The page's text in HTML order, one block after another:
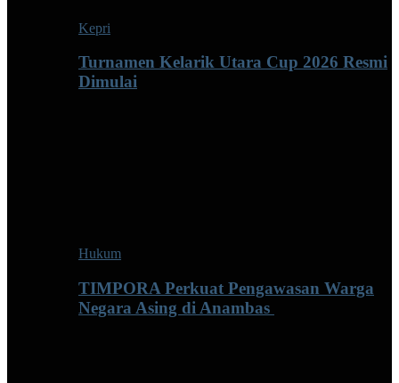
Kepri
Turnamen Kelarik Utara Cup 2026 Resmi
Dimulai
Hukum
TIMPORA Perkuat Pengawasan Warga
Negara Asing di Anambas ‎